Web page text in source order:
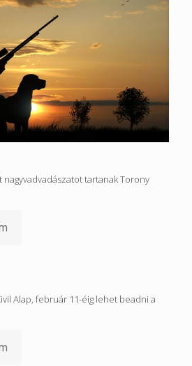
nagyvadvadászatot tartanak Torony
Alap, február 11-éig lehet beadni a